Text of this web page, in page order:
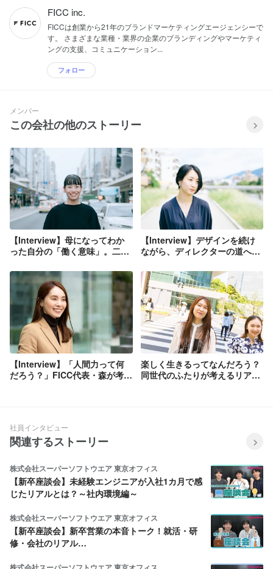
FICC inc.
FICCは創業から21年のブランドマーケティングエージェンシーで
す。 さまざまな業種・業界の企業のブランディングやマーケティ
ングの支援、コミュニケーション...
フォロー
メンバー
この会社の他のストーリー
【Interview】母になってわか
った自分の「働く意味」。二度
したいこと。
【Interview】デザインを続け
ながら、ディレクターの道へ。
クター像」とは？
【Interview】「人間力って何
だろう？」FICC代表・森が考え
楽しく生きるってなんだろう？
同世代のふたりが考えるリアル
社員インタビュー
関連するストーリー
株式会社スーパーソフトウエア 東京オフィス
【新卒座談会】未経験エンジニアが入社1カ月で感
じたリアルとは？～社内環境編～
株式会社スーパーソフトウエア 東京オフィス
【新卒座談会】新卒営業の本音トーク！就活・研
修・会社のリアル…